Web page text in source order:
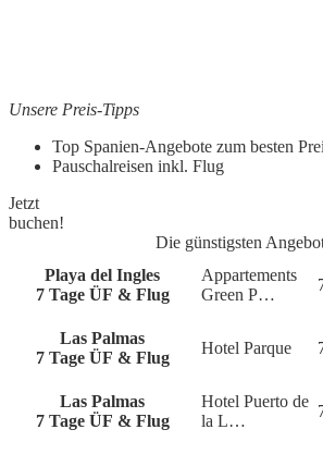
Unsere Preis-Tipps
Top Spanien-Angebote zum besten
Pauschalreisen inkl. Flug
Jetzt
buchen!
Die günstigsten
Playa del Ingles
7 Tage ÜF & Flug
Appartements
Green P…
Las Palmas
7 Tage ÜF & Flug
Hotel Parque
Las Palmas
7 Tage ÜF & Flug
Hotel Puerto de
la L…